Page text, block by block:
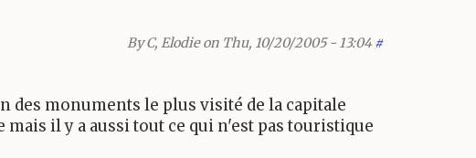
ByC, Elodieon Thu, 10/20/2005 - 13:04 #
des monuments le plus visité de la capitale
mais il y a aussi tout ce qui n'est pas touristique